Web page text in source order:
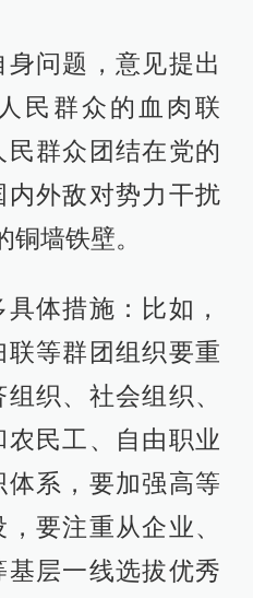
问题，意见提出
民群众的血肉联
群众团结在党的
内外敌对势力干扰
铜墙铁壁。
体措施：比如，
等群团组织要重
织、社会组织、
民工、自由职业
系，要加强高等
要注重从企业、
层一线选拔优秀